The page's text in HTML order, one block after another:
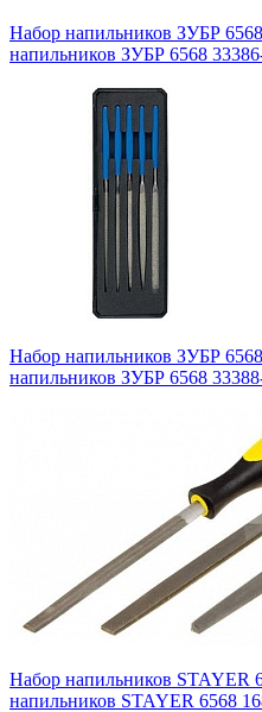
Набор напильников ЗУБР
напильников ЗУБР 6568
Набор напильников ЗУБР
напильников ЗУБР 6568
Набор напильников STAYER
напильников STAYER 6568